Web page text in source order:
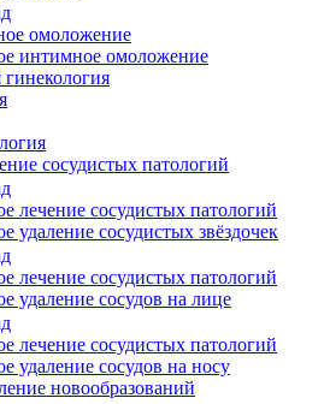
омоложение
интимное омоложение
гинекология
сосудистых патологий
лечение сосудистых патологий
удаление сосудистых звёздочек
лечение сосудистых патологий
удаление сосудов на лице
лечение сосудистых патологий
удаление сосудов на носу
новообразований